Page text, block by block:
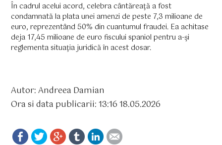
În cadrul acelui acord, celebra cântăreaţă a fost
condamnată la plata unei amenzi de peste 7,3 milioane de
euro, reprezentând 50% din cuantumul fraudei. Ea achitase
deja 17,45 milioane de euro fiscului spaniol pentru a-şi
reglementa situaţia juridică în acest dosar.
Autor: Andreea Damian
Ora si data publicarii: 13:16 18.05.2026